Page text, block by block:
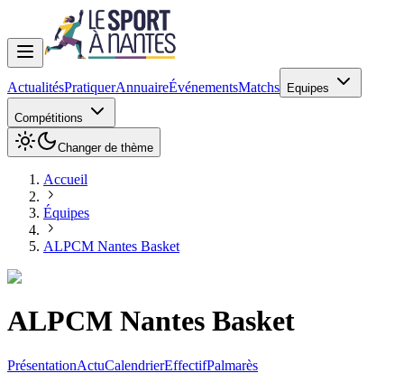
ActualitésPratiquerAnnuaireÉvénementsMatchs Equipes
Compétitions
Changer de thème
Accueil
Équipes
ALPCM Nantes Basket
ALPCM Nantes Basket
PrésentationActuCalendrierEffectifPalmarès